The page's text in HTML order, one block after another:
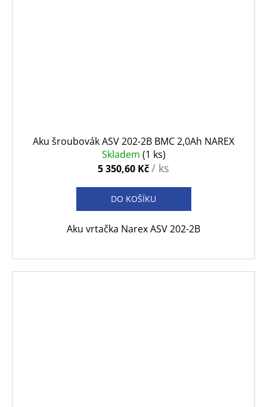
Aku šroubovák ASV 202-2B BMC 2,0Ah NAREX
Skladem (1 ks)
5 350,60 Kč/ ks
DO KOŠÍKU
Aku vrtačka Narex ASV 202-2B